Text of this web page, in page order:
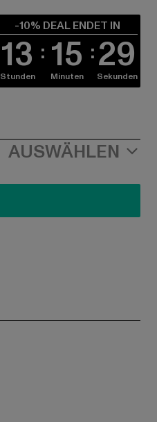
-10% DEAL ENDET IN
13
Stunden 15
Minuten 28
Sekunden
AUSWÄHLEN